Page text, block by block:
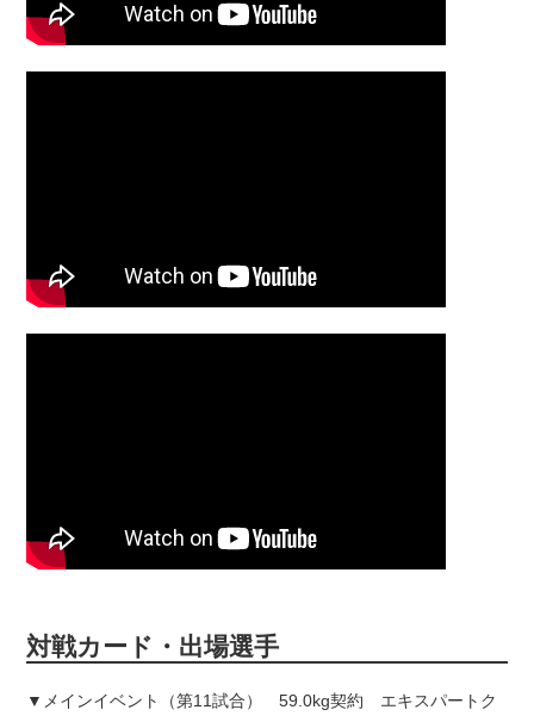
対戦カード・出場選手
▼メインイベント（第11試合） 59.0kg契約 エキスパートク